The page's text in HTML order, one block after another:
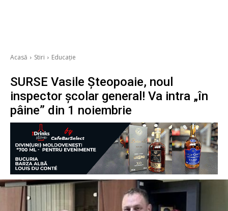
Acasă Stiri Educație
SURSE Vasile Șteopoaie, noul
inspector școlar general! Va intra „în
pâine” din 1 noiembrie